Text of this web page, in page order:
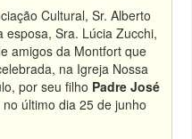
Cultural, Sr. Alberto
esposa, Sra. Lúcia Zucchi,
amigos da Montfort que
na Igreja Nossa
por seu filho Padre José
último dia 25 de junho